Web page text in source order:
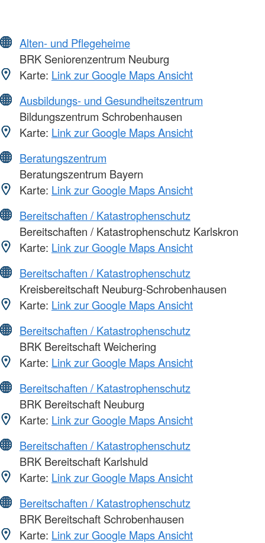
Alten- und Pflegeheime
BRK Seniorenzentrum Neuburg
Karte: Link zur Google Maps Ansicht
Ausbildungs- und Gesundheitszentrum
Bildungszentrum Schrobenhausen
Karte: Link zur Google Maps Ansicht
Beratungszentrum
Beratungszentrum Bayern
Karte: Link zur Google Maps Ansicht
Bereitschaften / Katastrophenschutz
Bereitschaften / Katastrophenschutz Karlskron
Karte: Link zur Google Maps Ansicht
Bereitschaften / Katastrophenschutz
Kreisbereitschaft Neuburg-Schrobenhausen
Karte: Link zur Google Maps Ansicht
Bereitschaften / Katastrophenschutz
BRK Bereitschaft Weichering
Karte: Link zur Google Maps Ansicht
Bereitschaften / Katastrophenschutz
BRK Bereitschaft Neuburg
Karte: Link zur Google Maps Ansicht
Bereitschaften / Katastrophenschutz
BRK Bereitschaft Karlshuld
Karte: Link zur Google Maps Ansicht
Bereitschaften / Katastrophenschutz
BRK Bereitschaft Schrobenhausen
Karte: Link zur Google Maps Ansicht